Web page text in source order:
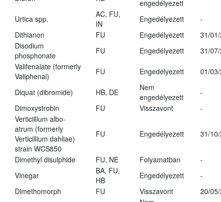
engedélyezett
Urtica spp.
AC, FU,
IN
Engedélyezett
-
Dithianon
FU Engedélyezett
31/
Disodium
phosphonate
FU Engedélyezett
31/
Valifenalate (formerly
Valiphenal)
FU Engedélyezett 01/
Diquat (dibromide) HB, DE
Nem
engedélyezett
-
Dimoxystrobin
FU Visszavont
-
Verticillium albo-
atrum (formerly
Verticillium dahliae)
strain WCS850
FU Engedélyezett 31/
Dimethyl disulphide FU, NE Folyamatban
-
Vinegar
BA, FU,
HB
Engedélyezett
-
Dimethomorph
FU Visszavont
20/